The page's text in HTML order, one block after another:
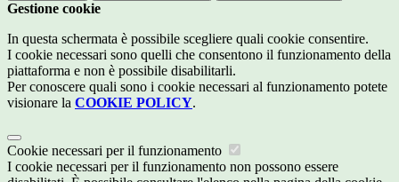
Gestione cookie
In questa schermata è possibile scegliere quali cookie consentire.
I cookie necessari sono quelli che consentono il funzionamento della
piattaforma e non è possibile disabilitarli.
Per conoscere quali sono i cookie necessari al funzionamento potete
visionare la COOKIE POLICY.
Cookie necessari per il funzionamento
I cookie necessari per il funzionamento non possono essere